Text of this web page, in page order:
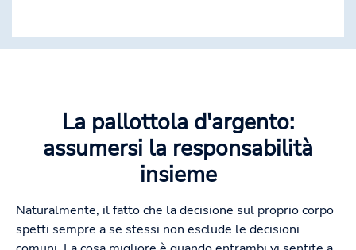
La pallottola d'argento:
assumersi la responsabilità
insieme
Naturalmente, il fatto che la decisione sul proprio corpo
spetti sempre a se stessi non esclude le decisioni